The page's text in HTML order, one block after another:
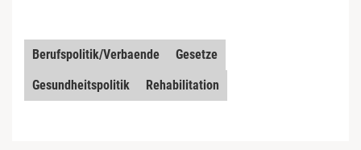
Berufspolitik/Verbaende
Gesetze
Gesundheitspolitik
Rehabilitation